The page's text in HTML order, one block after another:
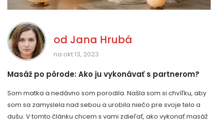
od Jana Hrubá
na okt 13, 2023
Masáž po pôrode: Ako ju vykonávať s partnerom?
Som matka a nedávno som porodila. Našla som si chvíľku, aby
som sa zamyslela nad sebou a urobila niečo pre svoje telo a
dušu. V tomto článku chcem s vami zdieľať, ako vykonať masáž